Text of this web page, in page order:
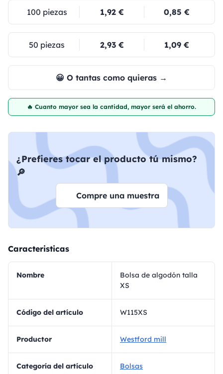
100 piezas 1,92 € 0,85 €
50 piezas 2,93 € 1,09 €
😀 O tantas como quieras →
🔥 Cuanto mayor sea la cantidad, mayor será el ahorro.
¿Prefieres tocar el producto tú mismo?
🔎
Compre una muestra
Caracteristicas
Nombre
Bolsa de algodón talla
XS
Código del artículo W115XS
Productor Westford mill
Categoría del artículo Bolsas